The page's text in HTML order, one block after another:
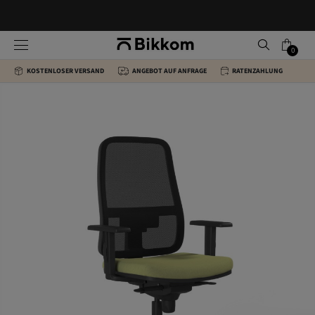
0
KOSTENLOSER VERSAND ANGEBOT AUF ANFRAGE RATENZAHLUNG